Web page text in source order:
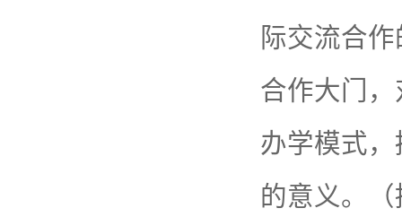
际交流合
合作大门
办学模式
的意义。